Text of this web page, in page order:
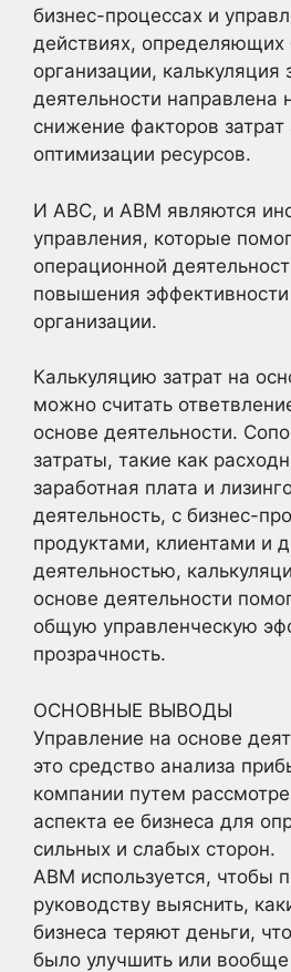
бизнес-процессах и
действиях, определяющих
организации, калькуляция
деятельности направлена
снижение факторов затрат
оптимизации ресурсов.
И ABC, и ABM являются
управления, которые
операционной
повышения эффективности
организации.
Калькуляцию затрат на
можно считать
основе деятельности.
затраты, такие как
заработная плата и
деятельность, с бизнес-
продуктами, клиентами и
деятельностью,
основе деятельности
общую управленческую
прозрачность.
ОСНОВНЫЕ ВЫВОДЫ
Управление на основе
это средство анализа
компании путем
аспекта ее бизнеса для
сильных и слабых сторон.
ABM используется, чтобы
руководству выяснить,
бизнеса теряют деньги,
было улучшить или вообще